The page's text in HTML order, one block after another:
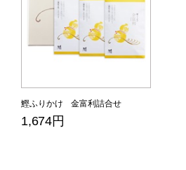
鰹ふりかけ 金富利詰合せ
1,674円